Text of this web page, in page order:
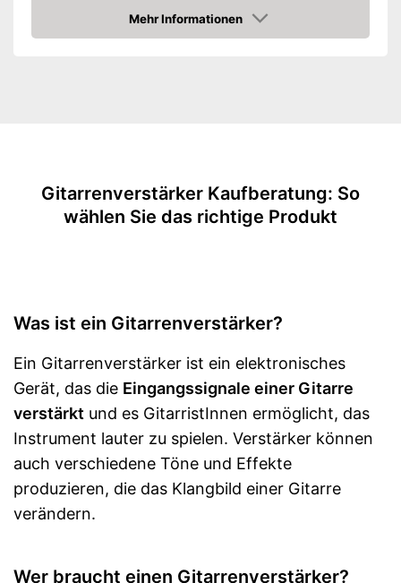
Anzahl Lautsprecher
- Treble
Kopfhörer-Anschluss
Verfügt über einen Kopfhörer-
Mehr Informationen
Amazon
Gitarrenverstärker Kaufberatung: So
wählen Sie das richtige Produkt
Was ist ein Gitarrenverstärker?
Ein Gitarrenverstärker ist ein elektronisches
Gerät, das die Eingangssignale einer Gitarre
verstärkt und es GitarristInnen ermöglicht, das
Instrument lauter zu spielen. Verstärker können
auch verschiedene Töne und Effekte
produzieren, die das Klangbild einer Gitarre
verändern.
Wer braucht einen Gitarrenverstärker?